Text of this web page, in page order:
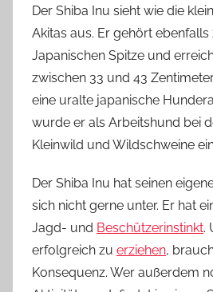
Der Shiba Inu sieht wie die
Akitas aus. Er gehört
Japanischen Spitze und
zwischen 33 und 43
eine uralte japanische
wurde er als Arbeitshund bei
Kleinwild und Wildschweine
Der Shiba Inu hat seinen
sich nicht gerne unter. Er hat
Jagd- und Beschützerinstinkt.
erfolgreich zu erziehen,
Konsequenz. Wer außerdem